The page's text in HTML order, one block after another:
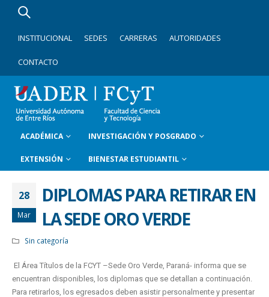
INSTITUCIONAL SEDES CARRERAS AUTORIDADES
CONTACTO
ACADÉMICA INVESTIGACIÓN Y POSGRADO
EXTENSIÓN BIENESTAR ESTUDIANTIL
28
Mar
DIPLOMAS PARA RETIRAR EN
LA SEDE ORO VERDE
Sin categoría
El Área Títulos de la FCYT –Sede Oro Verde, Paraná- informa que se
encuentran disponibles, los diplomas que se detallan a continuación.
Para retirarlos, los egresados deben asistir personalmente y presentar